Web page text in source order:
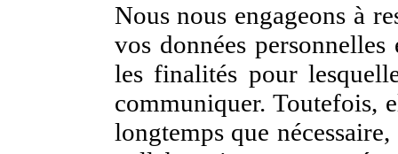
Nous nous engageons à
vos données
les finalités pour
communiquer. Toutefois,
longtemps que